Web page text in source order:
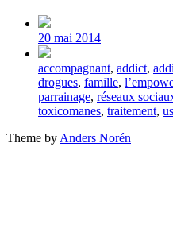
Post
date
20 mai 2014
Tagged
with
accompagnant, addict,
drogues, famille,
parrainage, réseaux
toxicomanes, traitement,
Theme by Anders Norén